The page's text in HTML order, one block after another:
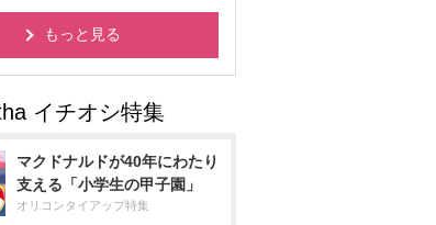
もっと見る
マクドナルドが40年にわたり
支える「小学生の甲子園」
オリコンタイアップ特集